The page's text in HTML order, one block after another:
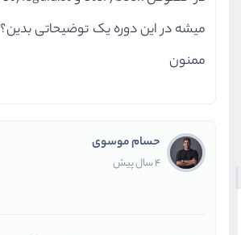
میشه در این دوره یک توضیحاتی بدین؟
ممنون
حسام موسوی
4 سال پیش